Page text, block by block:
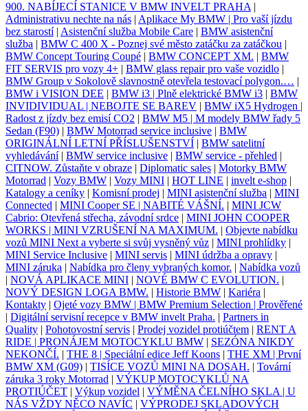
900. NABÍJECÍ STANICE V BMW INVELT PRAHA |
Administrativu nechte na nás | Aplikace My BMW | Pro vaší jízdu
bez starostí| Asistenční služba Mobile Care | BMW asistenční
služba | BMW C 400 X - Poznej své město zatáčku za zatáčkou |
BMW Concept Touring Coupé | BMW CONCEPT XM. | BMW
FIT SERVIS pro vozy 4+ | BMW glass repair pro vaše vozidlo |
BMW Group v Sokolově slavnostně otevřela testovací polygon.… |
BMW i VISION DEE | BMW i3 | Plně elektrické BMW i3 | BMW
INVIDIVIDUAL | NEBOJTE SE BAREV | BMW iX5 Hydrogen |
Radost z jízdy bez emisí CO2 | BMW M5 | M modely BMW řady 5
Sedan (F90) | BMW Motorrad service inclusive | BMW
ORIGINÁLNÍ LETNÍ PŘÍSLUŠENSTVÍ | BMW satelitní
vyhledávání| BMW service inclusive | BMW service - přehled |
CITNOW. Zůstaňte v obraze | Diplomatic sales | Motorky BMW
Motorrad | Vozy BMW | Vozy MINI | HOT LINE | invelt e-shop |
Katalogy a ceníky | Komisní prodej | MINI asistenční služba | MINI
Connected | MINI Cooper SE | NABITÉ VÁŠNÍ. | MINI JCW
Cabrio: Otevřená střecha, závodní srdce | MINI JOHN COOPER
WORKS | MINI VZRUŠENÍ NA MAXIMUM. | Objevte nabídku
vozů MINI Next a vyberte si svůj vysněný vůz | MINI prohlídky |
MINI Service Inclusive | MINI servis | MINI údržba a opravy |
MINI záruka | Nabídka pro členy vybraných komor. | Nabídka vozů
| NOVÁ APLIKACE MINI | NOVÉ BMW C EVOLUTION. |
NOVÝ DESIGN LOGA BMW. | Historie BMW | Kariéra |
Kontakty | Ojeté vozy BMW | BMW Premium Selection | Prověřené
| Digitální servisní recepce v BMW invelt Praha. | Partners in
Quality | Pohotovostní servis | Prodej vozidel protiúčtem | RENT A
RIDE | PRONÁJEM MOTOCYKLU BMW | SEZÓNA NIKDY
NEKONČÍ. | THE 8 | Speciální edice Jeff Koons | THE XM | První
BMW XM (G09) | TISÍCE VOZŮ MINI NA DOSAH. | Tovární
záruka 3 roky Motorrad | VÝKUP MOTOCYKLŮ NA
PROTIÚČET | Výkup vozidel | VÝMĚNA ČELNÍHO SKLA | U
NÁS VŽDY NĚCO NAVÍC | VÝPRODEJ SKLADOVÝCH